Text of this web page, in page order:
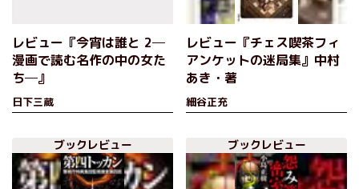
レビュー『今宵は誰と 2─
漫画で読む名作の中の女た
ち─』
日下三蔵
レビュー『チェス喫茶フィ
アンケットの迷局集』中村
あき・著
細谷正充
ブックレビュー ブックレビュー